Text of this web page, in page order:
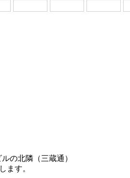
の北隣（三蔵通）
ます。